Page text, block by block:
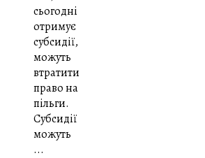
сьогодні
отримує
субсидії,
можуть
втратити
право на
пільги.
Субсидії
можуть
...